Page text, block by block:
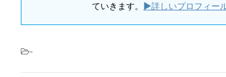
ていきます。 ▶詳しいプロフィー
-